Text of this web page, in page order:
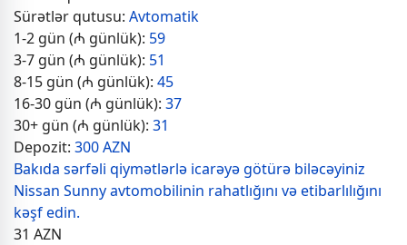
Sürətlər qutusu: Avtomatik
1-2 gün (₼ günlük): 59
3-7 gün (₼ günlük): 51
8-15 gün (₼ günlük): 45
16-30 gün (₼ günlük): 37
30+ gün (₼ günlük): 31
Depozit: 300 AZN
Bakıda sərfəli qiymətlərlə icarəyə götürə biləcəyiniz
Nissan Sunny avtomobilinin rahatlığını və etibarlılığını
kəşf edin.
31 AZN